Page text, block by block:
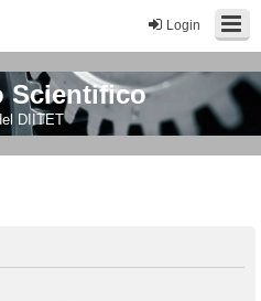
Login
Scientifico
DIITET